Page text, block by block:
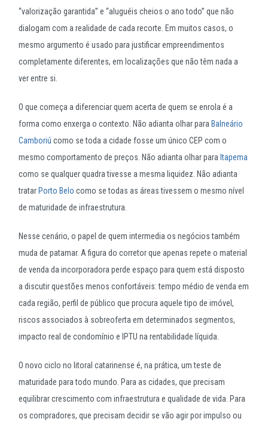
“valorização garantida” e “aluguéis cheios o ano todo” que não
dialogam com a realidade de cada recorte. Em muitos casos, o
mesmo argumento é usado para justificar empreendimentos
completamente diferentes, em localizações que não têm nada a
ver entre si.
O que começa a diferenciar quem acerta de quem se enrola é a
forma como enxerga o contexto. Não adianta olhar para Balneário
Camboriú como se toda a cidade fosse um único CEP com o
mesmo comportamento de preços. Não adianta olhar para Itapema
como se qualquer quadra tivesse a mesma liquidez. Não adianta
tratar Porto Belo como se todas as áreas tivessem o mesmo nível
de maturidade de infraestrutura.
Nesse cenário, o papel de quem intermedia os negócios também
muda de patamar. A figura do corretor que apenas repete o material
de venda da incorporadora perde espaço para quem está disposto
a discutir questões menos confortáveis: tempo médio de venda em
cada região, perfil de público que procura aquele tipo de imóvel,
riscos associados à sobreoferta em determinados segmentos,
impacto real de condomínio e IPTU na rentabilidade líquida.
O novo ciclo no litoral catarinense é, na prática, um teste de
maturidade para todo mundo. Para as cidades, que precisam
equilibrar crescimento com infraestrutura e qualidade de vida. Para
os compradores, que precisam decidir se vão agir por impulso ou